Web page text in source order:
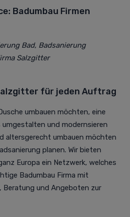
Badumbau Firmen
Bad, Badsanierung
Salzgitter
für jeden Auftrag
umbauen möchten, eine
umgestalten und modernsieren
altersgerecht umbauen möchten
planen. Wir bieten
Europa ein Netzwerk, welches
Badumbau Firma mit
Beratung und Angeboten zur